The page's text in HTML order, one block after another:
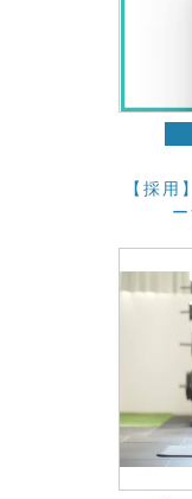
【採